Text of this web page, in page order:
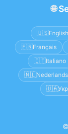
🌐
🇺🇸English
🇫🇷Français
🇮🇹Italiano
🇳🇱Nederlands
🇺🇦